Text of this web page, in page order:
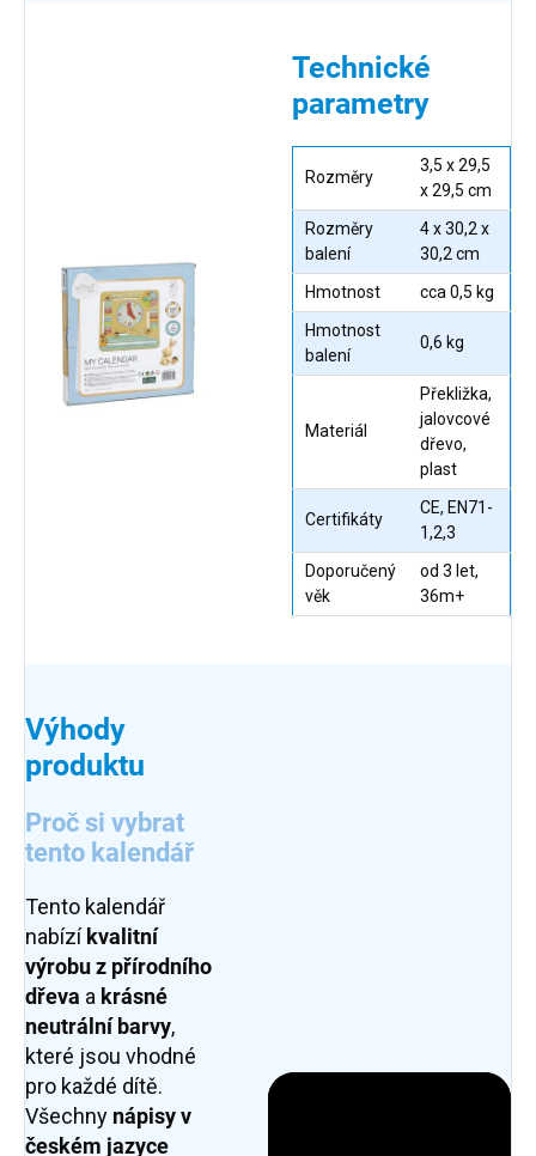
Technické
parametry
Rozměry
3,5 x 29,5
x 29,5 cm
Rozměry
balení
4 x 30,2 x
30,2 cm
Hmotnost
cca 0,5 kg
Hmotnost
balení
0,6 kg
Materiál
Překližka,
jalovcové
dřevo,
plast
Certifikáty
CE, EN71-
1,2,3
Doporučený
věk
od 3 let,
36m+
Výhody
produktu
Proč si vybrat
tento kalendář
Tento kalendář
nabízí kvalitní
výrobu z přírodního
dřeva a krásné
neutrální barvy,
které jsou vhodné
pro každé dítě.
Všechny nápisy v
českém jazyce